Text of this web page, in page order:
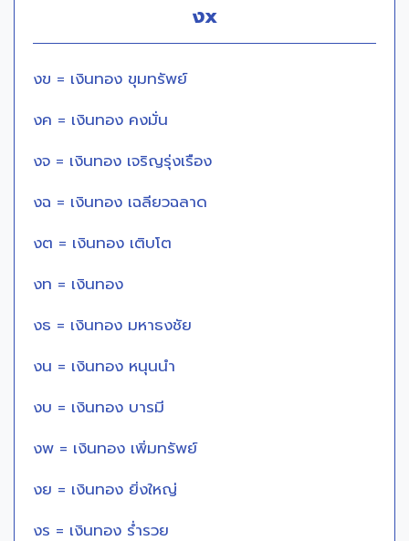
งx
งข = เงินทอง ขุมทรัพย์
งค = เงินทอง คงมั่น
งจ = เงินทอง เจริญรุ่งเรือง
งฉ = เงินทอง เฉลียวฉลาด
งต = เงินทอง เติบโต
งท = เงินทอง
งธ = เงินทอง มหาธงชัย
งน = เงินทอง หนุนนำ
งบ = เงินทอง บารมี
งพ = เงินทอง เพิ่มทรัพย์
งย = เงินทอง ยิ่งใหญ่
งร = เงินทอง ร่ำรวย